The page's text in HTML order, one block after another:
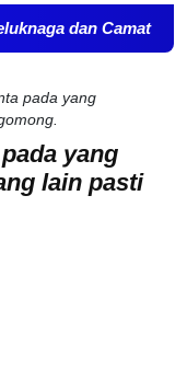
Camat Pakuhaji
pada yang
yang
lain pasti